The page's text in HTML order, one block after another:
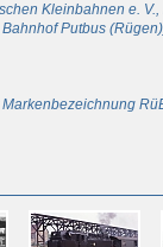
Kleinbahnen e.
Putbus